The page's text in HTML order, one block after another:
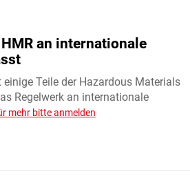
an internationale
einige Teile der Hazardous Materials
Regelwerk an internationale
mehr bitte anmelden